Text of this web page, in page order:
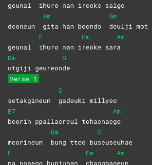
geunal ihuro nan ireoke salgo
deoneun
Am
gita han beondo
Gm
deulji mot
geunal
F
ihuro nan i
Em
reoke sar
Am
a
Dm
utgiji geureon
G
de
Verse 1
setakgineun
C
gadeuki millyeo
E7
beorin ppallaereul tohaenae
Am
go
meorineun
Gm
bung tteo bu
C
seuseuhae
F
na ppaego bunjuhan
Em
changbag
Am
eun